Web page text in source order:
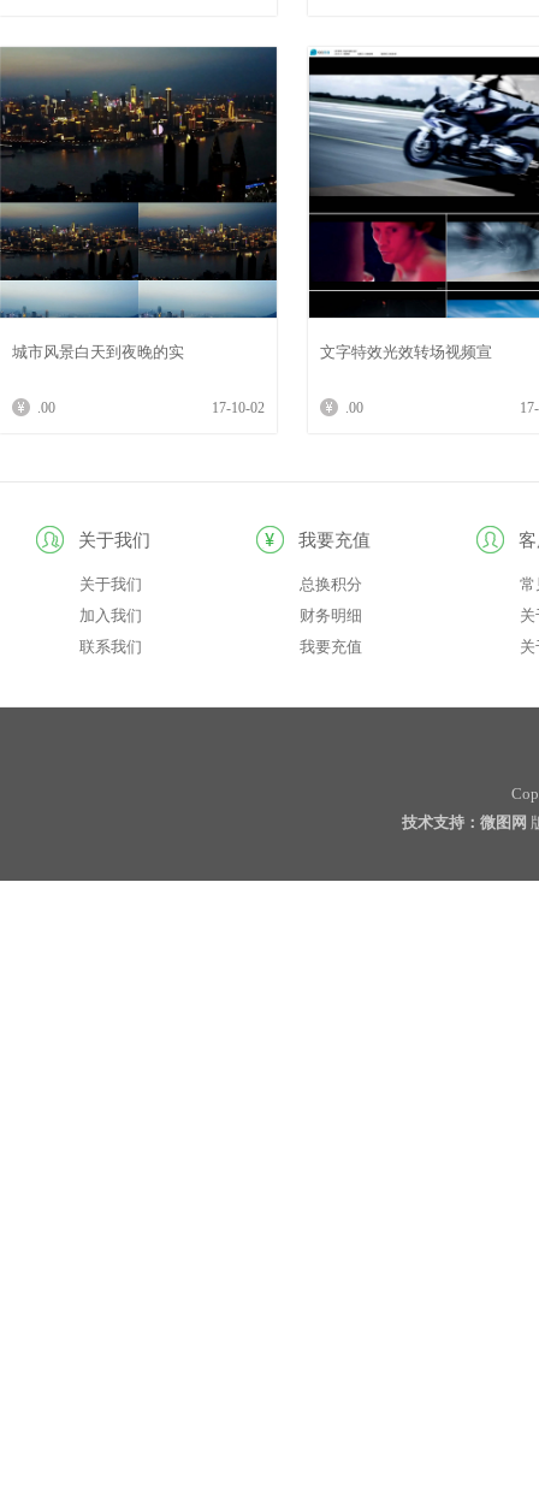
城市风景白天到夜晚的实
.00 17-10-02
文字特效光效转场视频宣
.00
关于我们
关于我们
加入我们
联系我们
我要充值
总换积分
财务明细
我要充值
常
技术支持：微图网